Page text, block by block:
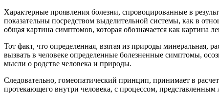
Характерные проявления болезни, спровоцированные в
показательны посредством выделительной системы, как в
общая картина симптомов, которая обозначается как картина
Тот факт, что определенная, взятая из природы минеральная,
вызвать в человеке определенные болезненные симптомы,
мысли о родстве человека и природы.
Следовательно, гомеопатический принцип, принимает в
протекающего внутри человека, с процессом, представленным